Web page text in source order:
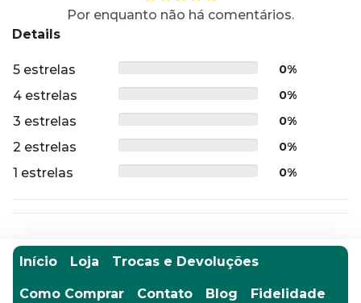
Por enquanto não há comentários.
Details
5 estrelas 0%
4 estrelas 0%
3 estrelas 0%
2 estrelas 0%
1 estrelas 0%
Início Loja Trocas e Devoluções
Como Comprar Contato Blog Fidelidade